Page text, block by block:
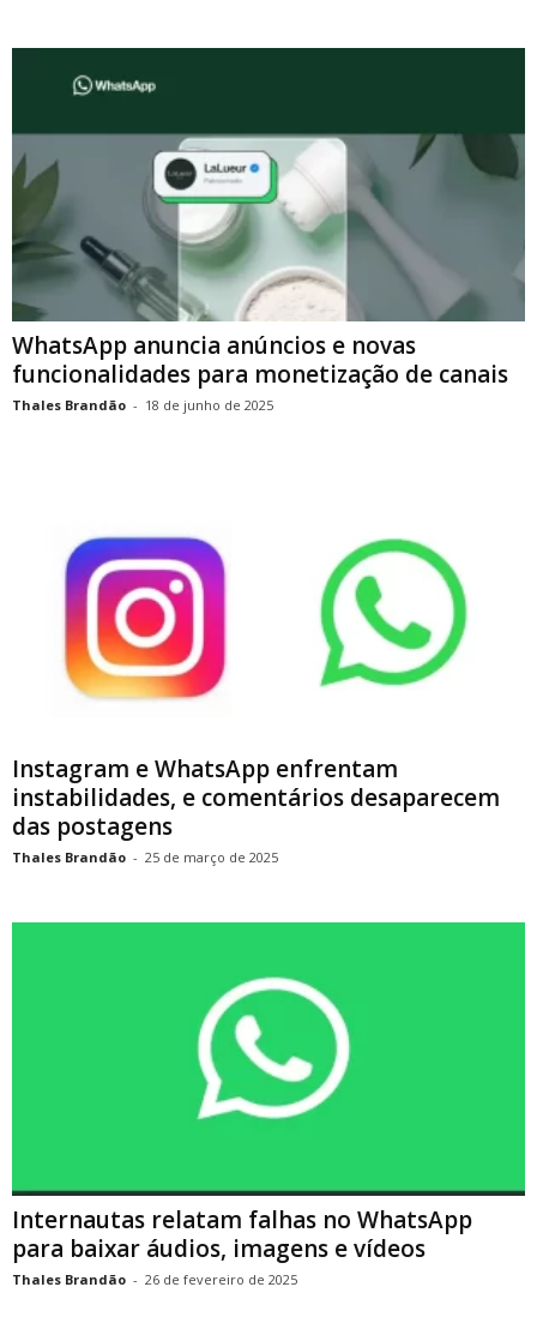
WhatsApp anuncia anúncios e novas
funcionalidades para monetização de canais
Thales Brandão - 18 de junho de 2025
Instagram e WhatsApp enfrentam
instabilidades, e comentários desaparecem
das postagens
Thales Brandão - 25 de março de 2025
Internautas relatam falhas no WhatsApp
para baixar áudios, imagens e vídeos
Thales Brandão - 26 de fevereiro de 2025